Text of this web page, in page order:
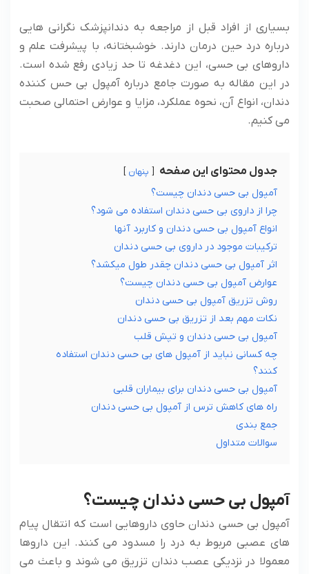
بسیاری از افراد قبل از مراجعه به دندانپزشک نگرانی ‌هایی
درباره درد حین درمان دارند. خوشبختانه، با پیشرفت علم و
داروهای بی حسی، این دغدغه تا حد زیادی رفع شده است.
در این مقاله به صورت جامع درباره آمپول بی حس کننده
دندان، انواع آن، نحوه عملکرد، مزایا و عوارض احتمالی صحبت
می ‌کنیم.
جدول محتوای این صفحه پنهان
آمپول بی حسی دندان چیست؟
چرا از داروی بی حسی دندان استفاده می ‌شود؟
انواع آمپول بی حسی دندان و کاربرد آنها
ترکیبات موجود در داروی بی حسی دندان
اثر آمپول بی حسی دندان چقدر طول میکشد؟
عوارض آمپول بی حسی دندان چیست؟
روش تزریق آمپول بی حسی دندان
نکات مهم بعد از تزریق بی حسی دندان
آمپول بی حسی دندان و تپش قلب
چه کسانی نباید از آمپول‌ های بی حسی دندان استفاده
کنند؟
آمپول بی حسی دندان برای بیماران قلبی
راه ‌های کاهش ترس از آمپول بی حسی دندان
جمع ‌بندی
سوالات متداول
آمپول بی حسی دندان چیست؟
آمپول بی حسی دندان حاوی داروهایی است که انتقال پیام
‌های عصبی مربوط به درد را مسدود می ‌کنند. این داروها
معمولا در نزدیکی عصب دندان تزریق می‌ شوند و باعث می